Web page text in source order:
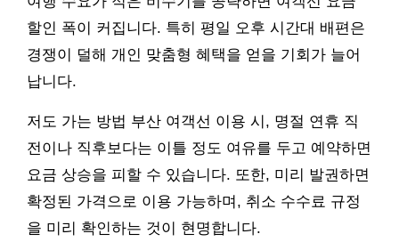
할인 폭이 커집니다. 특히 평일 오후 시간대 배편은
경쟁이 덜해 개인 맞춤형 혜택을 얻을 기회가 늘어
납니다.
저도 가는 방법 부산 여객선 이용 시, 명절 연휴 직
전이나 직후보다는 이틀 정도 여유를 두고 예약하면
요금 상승을 피할 수 있습니다. 또한, 미리 발권하면
확정된 가격으로 이용 가능하며, 취소 수수료 규정
을 미리 확인하는 것이 현명합니다.